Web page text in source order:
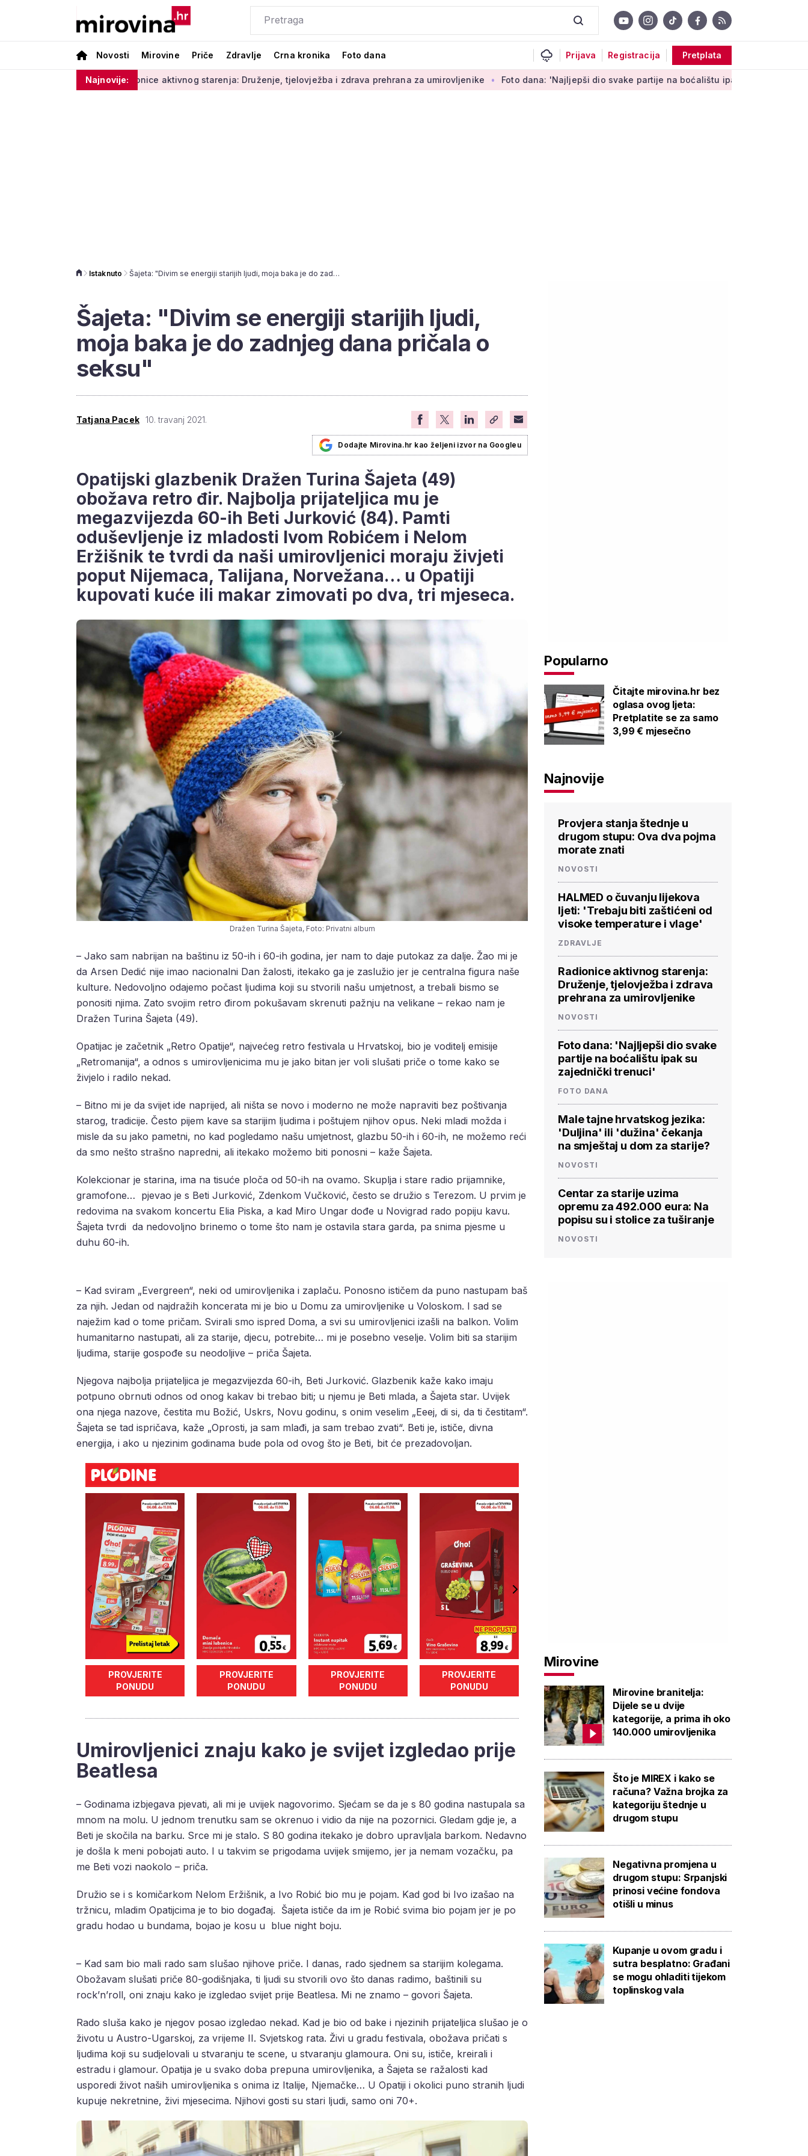
Novosti Mirovine Priče Zdravlje Crna kronika Foto dana Prijava Registracija Pretplata
Najnovije:
Radionice aktivnog starenja: Druženje, tjelovježba i zdrava prehrana za umirovljenike Foto dana: 'Najljepši dio svake partije na boćalištu ipak su zajednički trenuci'
Istaknuto Šajeta: "Divim se energiji starijih ljudi, moja baka je do zadnjeg dana pričala o seksu"
Šajeta: "Divim se energiji starijih ljudi,
moja baka je do zadnjeg dana pričala o
seksu"
Tatjana Pacek 10. travanj 2021.
Dodajte Mirovina.hr kao željeni izvor na Googleu
Opatijski glazbenik Dražen Turina Šajeta (49)
obožava retro đir. Najbolja prijateljica mu je
megazvijezda 60-ih Beti Jurković (84). Pamti
oduševljenje iz mladosti Ivom Robićem i Nelom
Eržišnik te tvrdi da naši umirovljenici moraju živjeti
poput Nijemaca, Talijana, Norvežana… u Opatiji
kupovati kuće ili makar zimovati po dva, tri mjeseca.
Dražen Turina Šajeta, Foto: Privatni album
– Jako sam nabrijan na baštinu iz 50-ih i 60-ih godina, jer nam to daje putokaz za dalje. Žao mi je
da Arsen Dedić nije imao nacionalni Dan žalosti, itekako ga je zaslužio jer je centralna figura naše
kulture. Nedovoljno odajemo počast ljudima koji su stvorili našu umjetnost, a trebali bismo se
ponositi njima. Zato svojim retro đirom pokušavam skrenuti pažnju na velikane – rekao nam je
Dražen Turina Šajeta (49).
Opatijac je začetnik „Retro Opatije“, najvećeg retro festivala u Hrvatskoj, bio je voditelj emisije
„Retromanija“, a odnos s umirovljenicima mu je jako bitan jer voli slušati priče o tome kako se
živjelo i radilo nekad.
– Bitno mi je da svijet ide naprijed, ali ništa se novo i moderno ne može napraviti bez poštivanja
starog, tradicije. Često pijem kave sa starijim ljudima i poštujem njihov opus. Neki mladi možda i
misle da su jako pametni, no kad pogledamo našu umjetnost, glazbu 50-ih i 60-ih, ne možemo reći
da smo nešto strašno napredni, ali itekako možemo biti ponosni – kaže Šajeta.
Kolekcionar je starina, ima na tisuće ploča od 50-ih na ovamo. Skuplja i stare radio prijamnike,
gramofone… pjevao je s Beti Jurković, Zdenkom Vučković, često se družio s Terezom. U prvim je
redovima na svakom koncertu Elia Piska, a kad Miro Ungar dođe u Novigrad rado popiju kavu.
Šajeta tvrdi da nedovoljno brinemo o tome što nam je ostavila stara garda, pa snima pjesme u
duhu 60-ih.
– Kad sviram „Evergreen“, neki od umirovljenika i zaplaču. Ponosno ističem da puno nastupam baš
za njih. Jedan od najdražih koncerata mi je bio u Domu za umirovljenike u Voloskom. I sad se
naježim kad o tome pričam. Svirali smo ispred Doma, a svi su umirovljenici izašli na balkon. Volim
humanitarno nastupati, ali za starije, djecu, potrebite… mi je posebno veselje. Volim biti sa starijim
ljudima, starije gospođe su neodoljive – priča Šajeta.
Njegova najbolja prijateljica je megazvijezda 60-ih, Beti Jurković. Glazbenik kaže kako imaju
potpuno obrnuti odnos od onog kakav bi trebao biti; u njemu je Beti mlada, a Šajeta star. Uvijek
ona njega nazove, čestita mu Božić, Uskrs, Novu godinu, s onim veselim „Eeej, di si, da ti čestitam“.
Šajeta se tad ispričava, kaže „Oprosti, ja sam mlađi, ja sam trebao zvati“. Beti je, ističe, divna
energija, i ako u njezinim godinama bude pola od ovog što je Beti, bit će prezadovoljan.
PROVJERITE
PONUDU
PROVJERITE
PONUDU
PROVJERITE
PONUDU
PROVJERITE
PONUDU
PROVJERITE
PONUDU
PONUDU
Umirovljenici znaju kako je svijet izgledao prije
Beatlesa
– Godinama izbjegava pjevati, ali mi je uvijek nagovorimo. Sjećam se da je s 80 godina nastupala sa
mnom na molu. U jednom trenutku sam se okrenuo i vidio da nije na pozornici. Gledam gdje je, a
Beti je skočila na barku. Srce mi je stalo. S 80 godina itekako je dobro upravljala barkom. Nedavno
je došla k meni pobojati auto. I u takvim se prigodama uvijek smijemo, jer ja nemam vozačku, pa
me Beti vozi naokolo – priča.
Družio se i s komičarkom Nelom Eržišnik, a Ivo Robić bio mu je pojam. Kad god bi Ivo izašao na
tržnicu, mladim Opatijcima je to bio događaj. Šajeta ističe da im je Robić svima bio pojam jer je po
gradu hodao u bundama, bojao je kosu u blue night boju.
– Kad sam bio mali rado sam slušao njihove priče. I danas, rado sjednem sa starijim kolegama.
Obožavam slušati priče 80-godišnjaka, ti ljudi su stvorili ovo što danas radimo, baštinili su
rock’n’roll, oni znaju kako je izgledao svijet prije Beatlesa. Mi ne znamo – govori Šajeta.
Rado sluša kako je njegov posao izgledao nekad. Kad je bio od bake i njezinih prijateljica slušao je o
životu u Austro-Ugarskoj, za vrijeme II. Svjetskog rata. Živi u gradu festivala, obožava pričati s
ljudima koji su sudjelovali u stvaranju te scene, u stvaranju glamoura. Oni su, ističe, kreirali i
estradu i glamour. Opatija je u svako doba prepuna umirovljenika, a Šajeta se ražalosti kad
usporedi život naših umirovljenika s onima iz Italije, Njemačke… U Opatiji i okolici puno stranih ljudi
kupuje nekretnine, živi mjesecima. Njihovi gosti su stari ljudi, samo oni 70+.
Popularno
Čitajte mirovina.hr bez
oglasa ovog ljeta:
Pretplatite se za samo
3,99 € mjesečno
Najnovije
Provjera stanja štednje u
drugom stupu: Ova dva pojma
morate znati
NOVOSTI
HALMED o čuvanju lijekova
ljeti: 'Trebaju biti zaštićeni od
visoke temperature i vlage'
ZDRAVLJE
Radionice aktivnog starenja:
Druženje, tjelovježba i zdrava
prehrana za umirovljenike
NOVOSTI
Foto dana: 'Najljepši dio svake
partije na boćalištu ipak su
zajednički trenuci'
FOTO DANA
Male tajne hrvatskog jezika:
'Duljina' ili 'dužina' čekanja
na smještaj u dom za starije?
NOVOSTI
Centar za starije uzima
opremu za 492.000 eura: Na
popisu su i stolice za tuširanje
NOVOSTI
Mirovine
Mirovine branitelja:
Dijele se u dvije
kategorije, a prima ih oko
140.000 umirovljenika
Što je MIREX i kako se
računa? Važna brojka za
kategoriju štednje u
drugom stupu
Negativna promjena u
drugom stupu: Srpanjski
prinosi većine fondova
otišli u minus
Kupanje u ovom gradu i
sutra besplatno: Građani
se mogu ohladiti tijekom
toplinskog vala